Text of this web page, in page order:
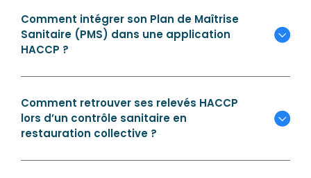
Comment intégrer son Plan de Maîtrise
Sanitaire (PMS) dans une application
HACCP ?
Comment retrouver ses relevés HACCP
lors d’un contrôle sanitaire en
restauration collective ?